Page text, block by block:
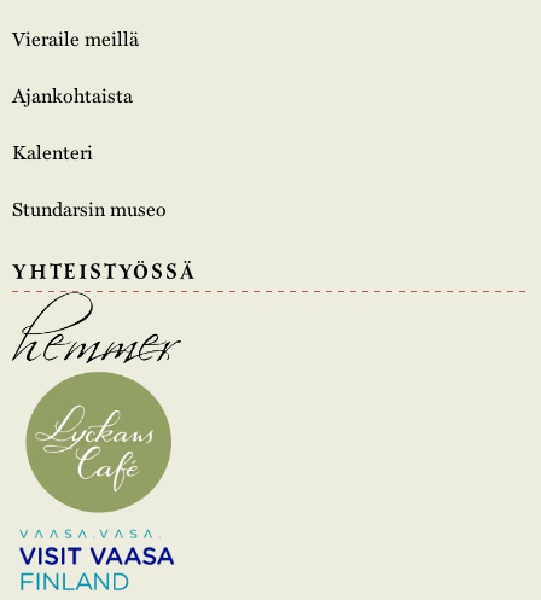
Vieraile meillä
Ajankohtaista
Kalenteri
Stundarsin museo
YHTEISTYÖSSÄ